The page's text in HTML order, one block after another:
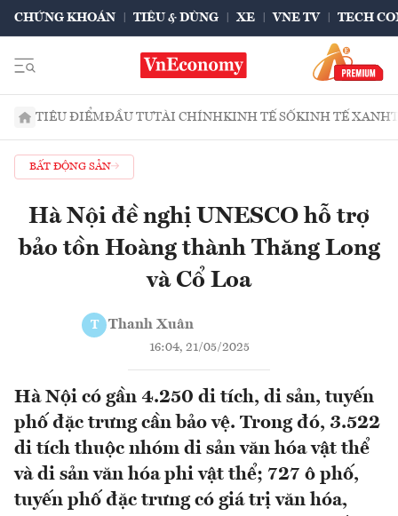
CHỨNG KHOÁN TIÊU & DÙNG XE VNE TV TECH
TIÊU ĐIỂMĐẦU TƯTÀI CHÍNHKINH TẾ SỐKINH TẾ XANH
BẤT ĐỘNG SẢN
Hà Nội đề nghị UNESCO hỗ trợ
bảo tồn Hoàng thành Thăng Long
và Cổ Loa
T Thanh Xuân
16:04, 21/05/2025
Hà Nội có gần 4.250 di tích, di sản, tuyến
phố đặc trưng cần bảo vệ. Trong đó, 3.522
di tích thuộc nhóm di sản văn hóa vật thể
và di sản văn hóa phi vật thể; 727 ô phố,
tuyến phố đặc trưng có giá trị văn hóa,